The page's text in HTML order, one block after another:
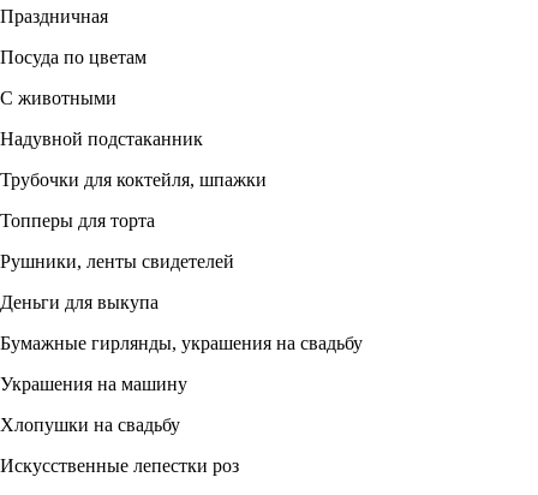
Праздничная
Посуда по цветам
С животными
Надувной подстаканник
Трубочки для коктейля, шпажки
Топперы для торта
Рушники, ленты свидетелей
Деньги для выкупа
Бумажные гирлянды, украшения на свадьбу
Украшения на машину
Хлопушки на свадьбу
Искусственные лепестки роз